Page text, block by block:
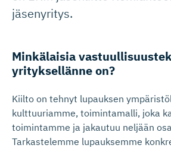
jäsenyritys.
Minkälaisia
yrityksellänne on?
Kiilto on tehnyt lupauksen
kulttuuriamme, toimintamalli, joka
toimintamme ja jakautuu neljään
Tarkastelemme lupauksemme